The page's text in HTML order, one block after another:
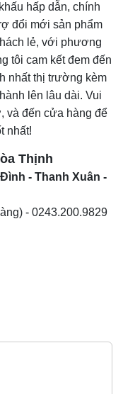
hấp dẫn, chính
đổi mới sản phẩm
lẻ, với phương
tôi cam kết đem đến
nhất thị trường kèm
lên lâu dài. Vui
và đến cửa hàng để
nhất!
Thịnh
- Thanh Xuân -
- 0243.200.9829